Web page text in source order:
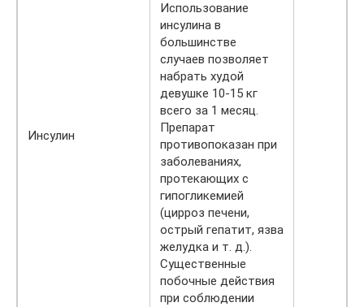
Инсулин
Использование
инсулина в
большинстве
случаев позволяет
набрать худой
девушке 10-15 кг
всего за 1 месяц.
Препарат
противопоказан при
заболеваниях,
протекающих с
гипогликемией
(цирроз печени,
острый гепатит, язва
желудка и т. д.).
Существенные
побочные действия
при соблюдении